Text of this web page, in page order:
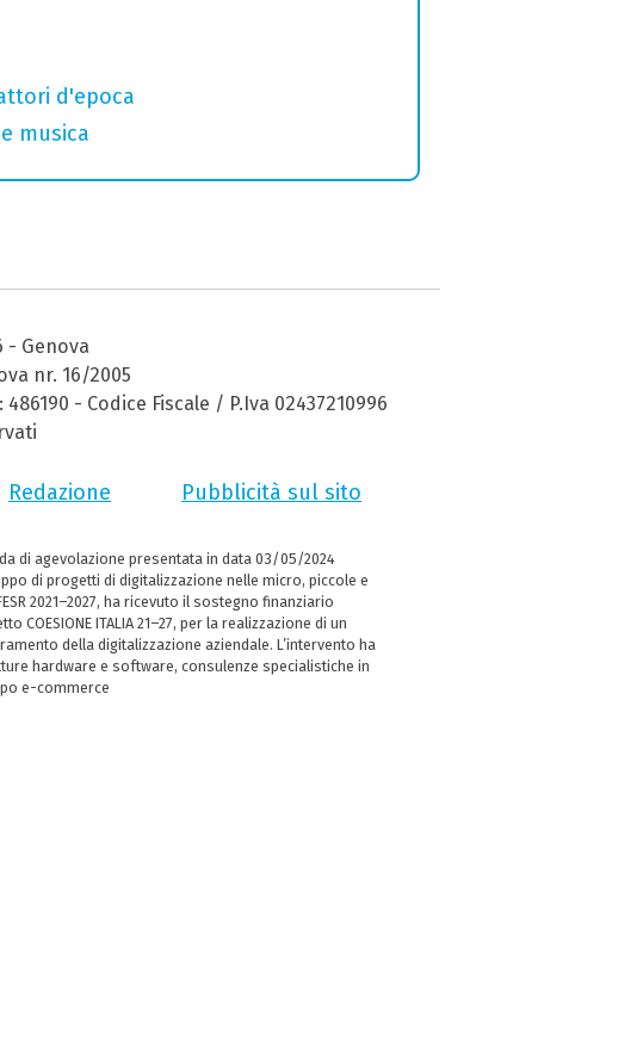
d'epoca
musica
- Genova
nr. 16/2005
- Codice Fiscale / P.Iva 02437210996
Redazione Pubblicità sul sito
di agevolazione presentata in data 03/05/2024
di progetti di digitalizzazione nelle micro, piccole e
2021–2027, ha ricevuto il sostegno finanziario
COESIONE ITALIA 21–27, per la realizzazione di un
della digitalizzazione aziendale. L’intervento ha
hardware e software, consulenze specialistiche in
e-commerce